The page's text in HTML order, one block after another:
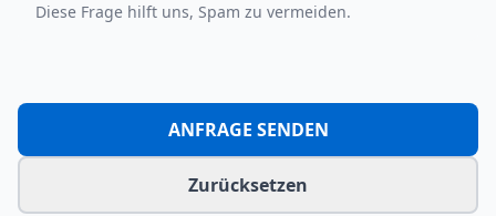
Diese Frage hilft uns, Spam zu vermeiden.
ANFRAGE SENDEN
Zurücksetzen